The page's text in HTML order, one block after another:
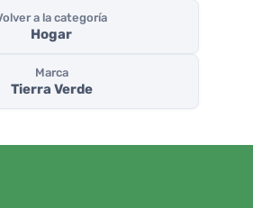
a la categoría
Hogar
Marca
Tierra Verde